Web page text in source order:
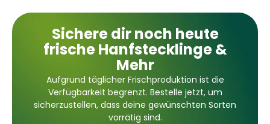
Sichere dir noch heute
frische Hanfstecklinge &
Mehr
Aufgrund täglicher Frischproduktion ist die
Verfügbarkeit begrenzt. Bestelle jetzt, um
sicherzustellen, dass deine gewünschten Sorten
vorrätig sind.